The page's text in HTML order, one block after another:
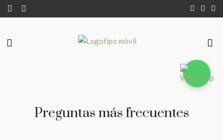
Preguntas más frecuentes